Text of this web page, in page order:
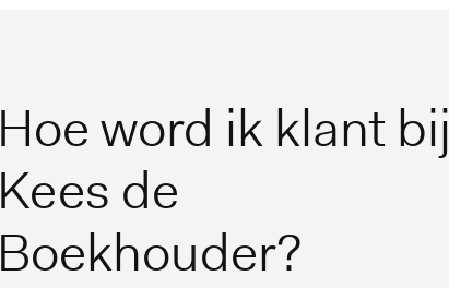
Hoe word ik klant bij
Kees de
Boekhouder?